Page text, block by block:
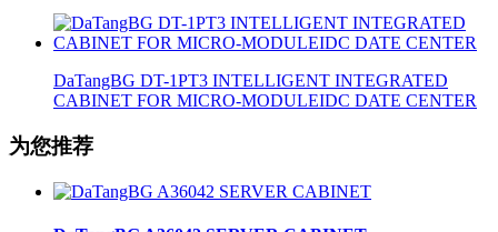
DaTangBG DT-1PT3 INTELLIGENT INTEGRATED
CABINET FOR MICRO-MODULEIDC DATE CENTER
为您推荐